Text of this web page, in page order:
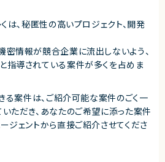
先端のR&D領域に携われます！
トで、高いビジネスインパクトを実感でき
て関われるため、市場価値の高いスキルが
律的に開発を進められる環境です！
、秘匿性の高いプロジェクト、開発
情報が競合企業に流出しないよう、
指導されている案件が多くを占めま
案件は、ご紹介可能な案件のごく一
ただき、 あなたのご希望に添った案件
ジェントから直接ご紹介させてくださ